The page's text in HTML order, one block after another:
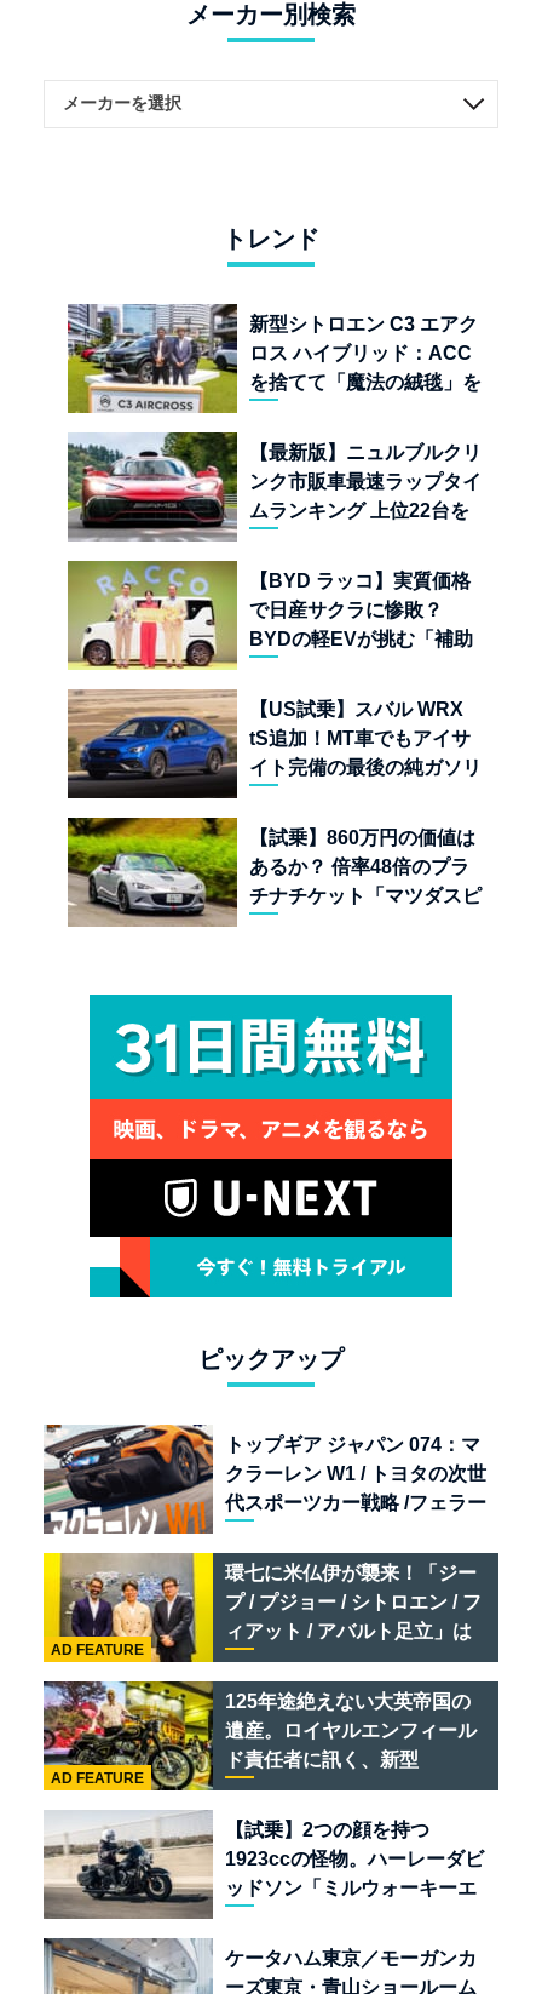
メーカー別検索
トレンド
新型シトロエン C3 エアク
ロス ハイブリッド：ACC
を捨てて「魔法の絨毯」を
児
【最新版】ニュルブルクリ
ンク市販車最速ラップタイ
ムランキング 上位22台を
【BYD ラッコ】実質価格
で日産サクラに惨敗？
BYDの軽EVが挑む「補助
界
【US試乗】スバル WRX
tS追加！MT車でもアイサ
イト完備の最後の純ガソリ
【試乗】860万円の価値は
あるか？ 倍率48倍のプラ
チナチケット「マツダスピ
ピックアップ
トップギア ジャパン 074：マ
クラーレン W1 / トヨタの次世
代スポーツカー戦略 /フェラー
リオ /ベントレー スーパース
ポーツ
環七に米仏伊が襲来！「ジー
プ / プジョー / シトロエン / フ
ィアット / アバルト足立」は
クルマのセレクトショップで
ある
AD FEATURE
125年途絶えない大英帝国の
遺産。ロイヤルエンフィール
ド責任者に訊く、新型
「BULLET 650」と“時間の
質”を愛する理由
AD FEATURE
【試乗】2つの顔を持つ
1923ccの怪物。ハーレーダビ
ッドソン「ミルウォーキーエ
ケータハム東京／モーガンカ
ーズ東京・青山ショールーム